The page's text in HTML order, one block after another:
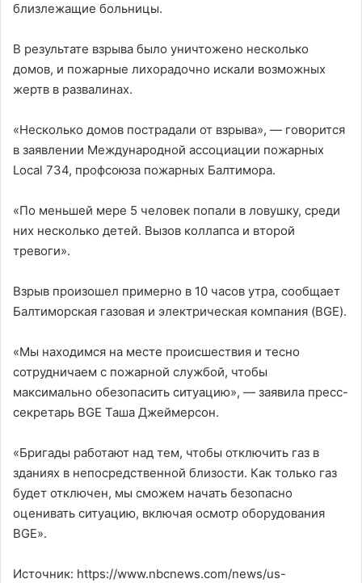
близлежащие больницы.
В результате взрыва было уничтожено несколько
домов, и пожарные лихорадочно искали возможных
жертв в развалинах.
«Несколько домов пострадали от взрыва», — говорится
в заявлении Международной ассоциации пожарных
Local 734, профсоюза пожарных Балтимора.
«По меньшей мере 5 человек попали в ловушку, среди
них несколько детей. Вызов коллапса и второй
тревоги».
Взрыв произошел примерно в 10 часов утра, сообщает
Балтиморская газовая и электрическая компания (BGE).
«Мы находимся на месте происшествия и тесно
сотрудничаем с пожарной службой, чтобы
максимально обезопасить ситуацию», — заявила пресс-
секретарь BGE Таша Джеймерсон.
«Бригады работают над тем, чтобы отключить газ в
зданиях в непосредственной близости. Как только газ
будет отключен, мы сможем начать безопасно
оценивать ситуацию, включая осмотр оборудования
BGE».
Источник: https://www.nbcnews.com/news/us-